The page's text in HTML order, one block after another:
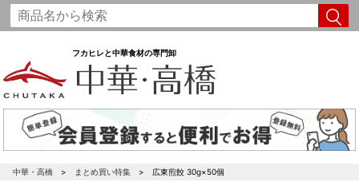
フカヒレと中華食材の専門卸
中華・高橋 まとめ買い特集 広東煎餃 30g×50個